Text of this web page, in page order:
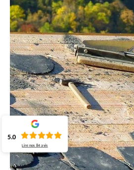
5.0
Lire nos84 avis